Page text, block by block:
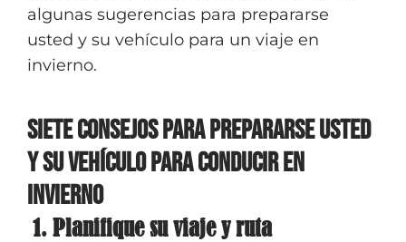
algunas sugerencias para prepararse
usted y su vehículo para un viaje en
invierno.
Siete consejos para prepararse usted
y su vehículo para conducir en
invierno
1. Planifique su viaje y ruta